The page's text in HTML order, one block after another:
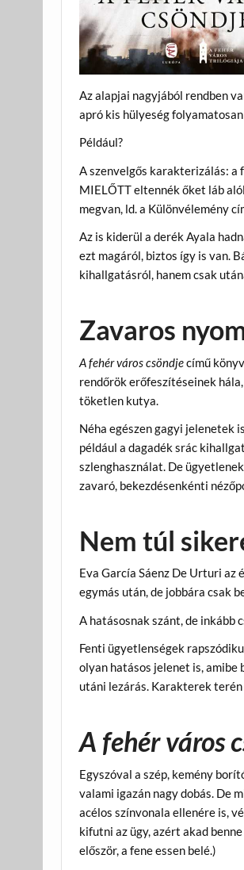
Az alapjai nagyjából rendben
apró kis hülyeség
Például?
A szenvelgős karakterizálás: a
MIELŐTT eltennék őket láb
megvan, ld. a Különvélemény
Az is kiderül a derék Ayala
ezt magáról, biztos így is van.
kihallgatásról, hanem csak
Zavaros
A fehér város csöndjecímű
rendőrök erőfeszítéseinek
töketlen kutya.
Néha egészen gagyi jelenetek
például a dagadék srác
szlenghasználat. De
zavaró, bekezdésenkénti
Nem túl
Eva García Sáenz De Urturi az
egymás után, de jobbára csak
A hatásosnak szánt, de
Fenti ügyetlenségek
olyan hatásos jelenet is, amibe
utáni lezárás. Karakterek
A fehér város
Egyszóval a szép, kemény
valami igazán nagy dobás. De
acélos színvonala ellenére is,
kifutni az ügy, azért akad
először, a fene essen belé.)